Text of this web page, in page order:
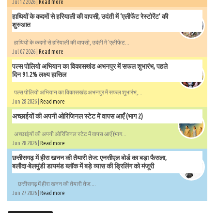
Jul 12 2026 | Read more
हाथियों के कदमों से हरियाली की वापसी, उदंती में ‘एलीफेंट रेस्टोरेंट’ की
शुरुआत
हाथियों के कदमों से हरियाली की वापसी, उदंती में ‘एलीफेंट...
Jul 07 2026 | Read more
पल्स पोलियो अभियान का विकासखंड अभनपुर में सफल शुभारंभ, पहले
दिन 91.2% लक्ष्य हासिल
पल्स पोलियो अभियान का विकासखंड अभनपुर में सफल शुभारंभ,...
Jun 28 2026 | Read more
अच्छाईयों की अपनी ओरिजिनल स्टेट में वापस आएँ (भाग 2)
अच्छाईयों की अपनी ओरिजिनल स्टेट में वापस आएँ (भाग...
Jun 28 2026 | Read more
छत्तीसगढ़ में हीरा खनन की तैयारी तेज: एनसीएल बोर्ड का बड़ा फैसला,
बलौदा-बेलमुंडी डायमंड ब्लॉक में बड़े व्यास की ड्रिलिंग को मंजूरी
छत्तीसगढ़ में हीरा खनन की तैयारी तेज:...
Jun 27 2026 | Read more